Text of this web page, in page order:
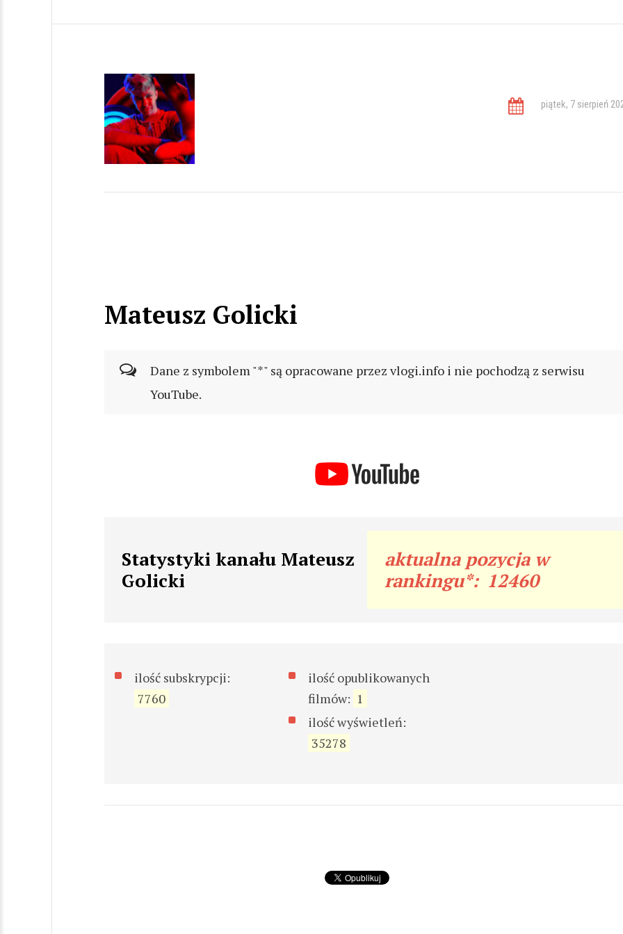
piątek, 7 sierpień
Mateusz Golicki
Dane z symbolem "*" są opracowane przez vlogi.info i nie pochodzą z serwisu
YouTube.
Statystyki kanału Mateusz
Golicki
aktualna pozycja w
rankingu*: 12460
ilość subskrypcji:
7760
ilość opublikowanych
filmów: 1
ilość wyświetleń:
35278